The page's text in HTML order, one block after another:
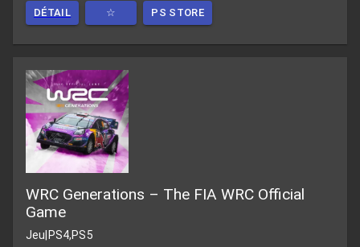
DÉTAIL ☆ PS STORE
WRC Generations – The FIA WRC Official
Game
Jeu|PS4,PS5